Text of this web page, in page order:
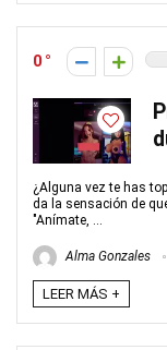
0
¿Alguna vez te has
da la sensación de
"Anímate, ...
Alma Gonzales
LEER MÁS +